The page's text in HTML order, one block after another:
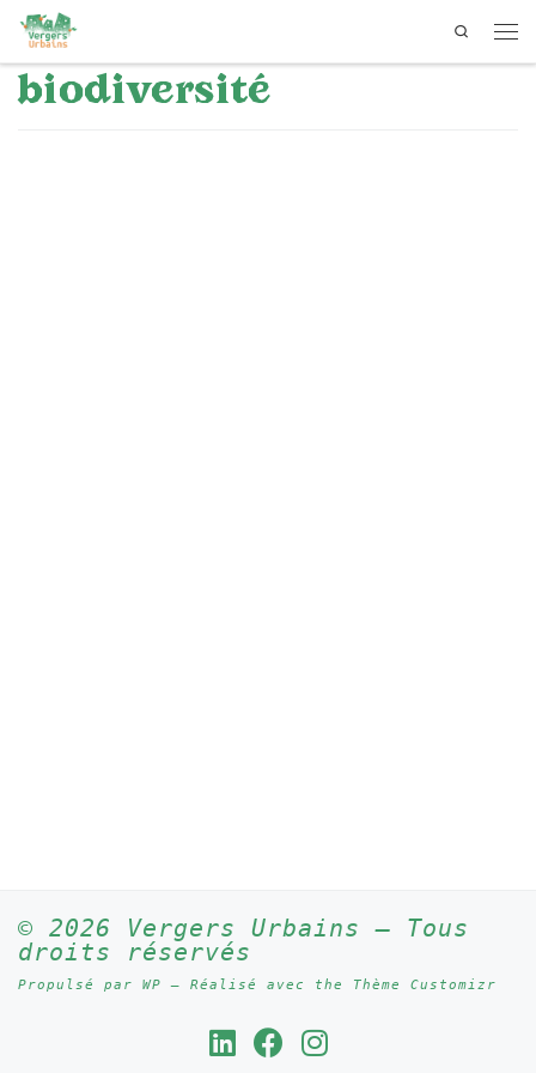
Passer au contenu
Search
biodiversité
© 2026 Vergers Urbains – Tous
droits réservés
Propulsé par WP – Réalisé avec the Thème Customizr